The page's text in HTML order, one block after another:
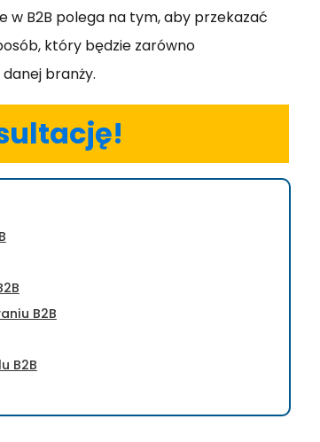
w B2B polega na tym, aby przekazać
który będzie zarówno
branży.
B2B
B2B